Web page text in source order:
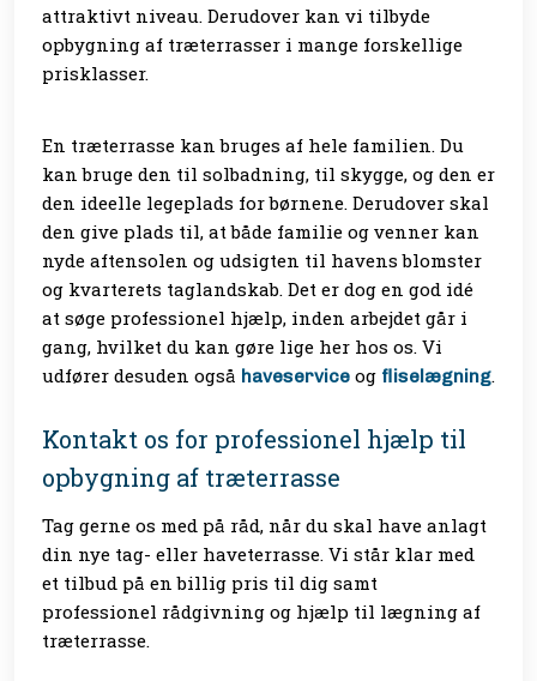
attraktivt niveau. Derudover kan vi tilbyde
opbygning af træterrasser i mange forskellige
prisklasser.
En træterrasse kan bruges af hele familien. Du
kan bruge den til solbadning, til skygge, og den er
den ideelle legeplads for børnene. Derudover skal
den give plads til, at både familie og venner kan
nyde aftensolen og udsigten til havens blomster
og kvarterets taglandskab. Det er dog en god idé
at søge professionel hjælp, inden arbejdet går i
gang, hvilket du kan gøre lige her hos os. Vi
udfører desuden også haveserviceog fliselægning.
Kontakt os for professionel hjælp til
opbygning af træterrasse
Tag gerne os med på råd, når du skal have anlagt
din nye tag- eller haveterrasse. Vi står klar med
et tilbud på en billig pris til dig samt
professionel rådgivning og hjælp til lægning af
træterrasse.